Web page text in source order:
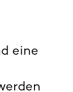
eine